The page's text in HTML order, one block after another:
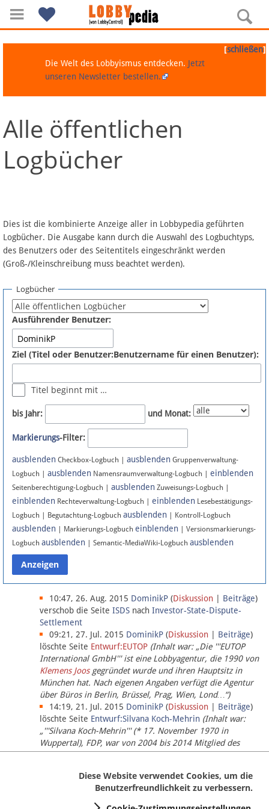
Navigation
Über Lobbypedia
Artikel nach Kategorien
FAQ
Fördermitglied werden
Fehler melden
Newsletter
Bluesky
Facebook
Instagram
Anmelden
Datenschutz
Über Lobbypedia
Impressum
[schließen]
Die Welt des Lobbyismus entdecken. Jetzt
unseren Newsletter bestellen.
Alle öffentlichen
Logbücher
Dies ist die kombinierte Anzeige aller in Lobbypedia geführten
Logbücher. Die Ausgabe kann durch die Auswahl des Logbuchtyps,
des Benutzers oder des Seitentitels eingeschränkt werden
(Groß-/Kleinschreibung muss beachtet werden).
Logbücher
Ausführender Benutzer:
Ziel (Titel oder Benutzer:Benutzername für einen Benutzer):
Titel beginnt mit …
bis Jahr: und Monat:
Markierungs-Filter:
ausblenden Checkbox-Logbuch | ausblenden Gruppenverwaltung-
Logbuch | ausblenden Namensraumverwaltung-Logbuch | einblenden
Seitenberechtigung-Logbuch | ausblenden Zuweisungs-Logbuch |
einblenden Rechteverwaltung-Logbuch | einblenden Lesebestätigungs-
Logbuch | Begutachtung-Logbuch ausblenden | Kontroll-Logbuch
ausblenden | Markierungs-Logbuch einblenden | Versionsmarkierungs-
Logbuch ausblenden | Semantic-MediaWiki-Logbuch ausblenden
10:47, 26. Aug. 2015 DominikP (Diskussion Beiträge)
verschob die Seite ISDS nach Investor-State-Dispute-
Settlement
09:21, 27. Jul. 2015 DominikP (Diskussion Beiträge)
löschte Seite Entwurf:EUTOP (Inhalt war: „Die '''EUTOP
International GmbH''' ist eine Lobbyagentur, die 1990 von
Klemens Joosgegründet wurde und ihren Hauptsitz in
München hat. Nach eigenen Angaben verfügt die Agentur
über Büros in Berlin, Brüssel, Prag, Wien, Lond…“)
14:19, 21. Jul. 2015 DominikP (Diskussion Beiträge)
löschte Seite Entwurf:Silvana Koch-Mehrin (Inhalt war:
„'''Silvana Koch-Mehrin''' (* 17. November 1970 in
Wuppertal), FDP, war von 2004 bis 2014 Mitglied des
Europäischen Parlaments, seit November 2014 ist sie für
Diese Website verwendet Cookies, um die
Benutzerfreundlichkeit zu verbessern.